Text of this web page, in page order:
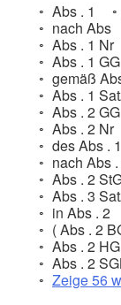
Abs . 1
nach Abs
Abs . 1 Nr
Abs . 1 GG
gemäß
Abs . 1
Abs . 2 GG
Abs . 2 Nr
des Abs . 1
nach Abs
Abs . 2
Abs . 3
in Abs . 2
( Abs . 2
Abs . 2
Abs . 2
Zeige 56